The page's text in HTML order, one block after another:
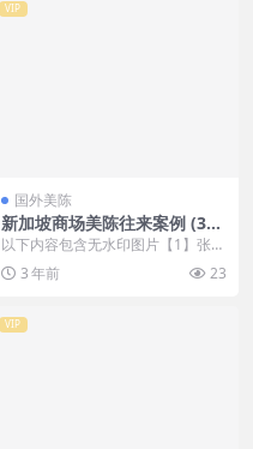
VIP
国外美陈
新加坡商场美陈往来案例 (351
0)天津市灯光美陈
以下内容包含无水印图片【1】张
，开通会员无障碍浏览 开通VIP会
员 3 年前 23
VIP